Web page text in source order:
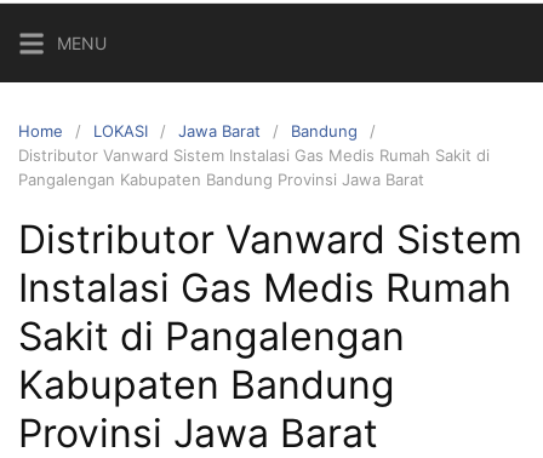
MENU
Home LOKASI Jawa Barat
Bandung
Distributor Vanward Sistem Instalasi Gas Medis Rumah Sakit di
Pangalengan Kabupaten Bandung Provinsi Jawa Barat
Distributor Vanward Sistem
Instalasi Gas Medis Rumah
Sakit di Pangalengan
Kabupaten Bandung
Provinsi Jawa Barat